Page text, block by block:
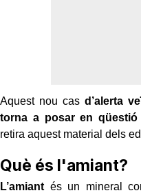
Aquest nou casd’alerta
torna a posar en
retira aquest material dels
Què és l'amiant?
L’amiant és un mineral